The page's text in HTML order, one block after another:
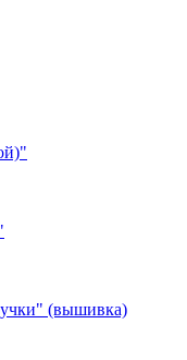
(вышивка)